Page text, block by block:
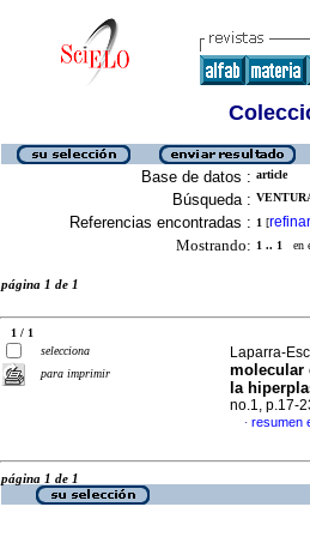
Base de datos : article
Búsqueda :
Referencias encontradas : 1 [refinar
Mostrando: 1 .. 1 en
página 1 de 1
1 / 1
selecciona
para imprimir
Laparra-
molecular
la
no.1, p.17-
· resumen
página 1 de 1